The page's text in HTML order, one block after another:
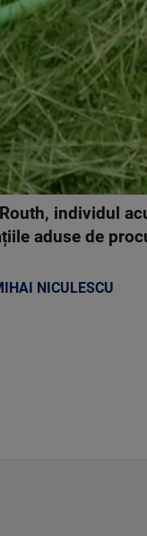
individul
aduse de
NICULESCU